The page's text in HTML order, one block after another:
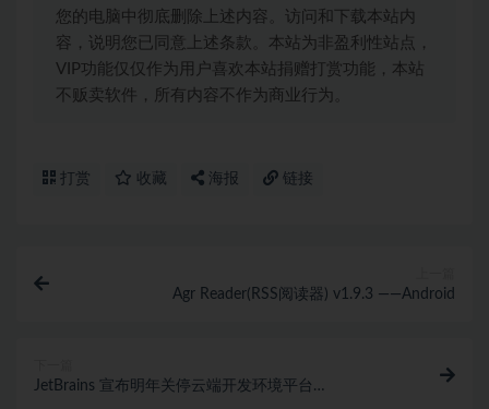
您的电脑中彻底删除上述内容。访问和下载本站内
容，说明您已同意上述条款。本站为非盈利性站点，
VIP功能仅仅作为用户喜欢本站捐赠打赏功能，本站
不贩卖软件，所有内容不作为商业行为。
打赏 收藏 海报 链接
Agr Reader(RSS阅读器) v1.9.3 ——Android
JetBrains 宣布明年关停云端开发环境平台